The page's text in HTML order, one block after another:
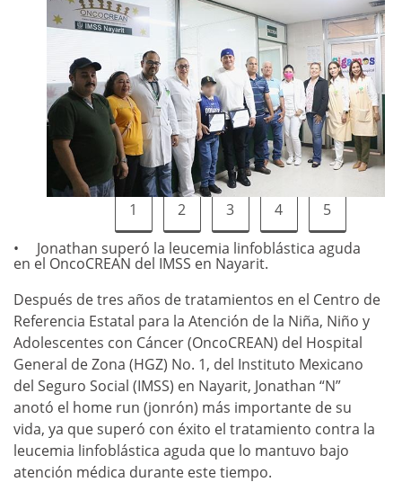
1 2 3 4
5
Jonathan superó la leucemia linfoblástica aguda
en el OncoCREAN del IMSS en Nayarit.
Después de tres años de tratamientos en el Centro de
Referencia Estatal para la Atención de la Niña, Niño y
Adolescentes con Cáncer (OncoCREAN) del Hospital
General de Zona (HGZ) No. 1, del Instituto Mexicano
del Seguro Social (IMSS) en Nayarit, Jonathan “N”
anotó el home run (jonrón) más importante de su
vida, ya que superó con éxito el tratamiento contra la
leucemia linfoblástica aguda que lo mantuvo bajo
atención médica durante este tiempo.